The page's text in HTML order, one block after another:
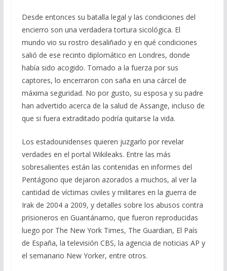
Desde entonces su batalla legal y las condiciones del
encierro son una verdadera tortura sicológica. El
mundo vio su rostro desaliñado y en qué condiciones
salió de ese recinto diplomático en Londres, donde
había sido acogido. Tomado a la fuerza por sus
captores, lo encerraron con saña en una cárcel de
máxima seguridad. No por gusto, su esposa y su padre
han advertido acerca de la salud de Assange, incluso de
que si fuera extraditado podría quitarse la vida.
Los estadounidenses quieren juzgarlo por revelar
verdades en el portal Wikileaks. Entre las más
sobresalientes están las contenidas en informes del
Pentágono que dejaron azorados a muchos, al ver la
cantidad de víctimas civiles y militares en la guerra de
Irak de 2004 a 2009, y detalles sobre los abusos contra
prisioneros en Guantánamo, que fueron reproducidas
luego por The New York Times, The Guardian, El País
de España, la televisión CBS, la agencia de noticias AP y
el semanario New Yorker, entre otros.